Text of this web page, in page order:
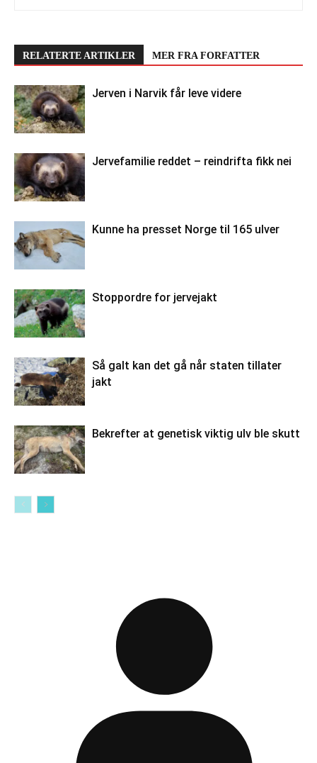
RELATERTE ARTIKLER MER FRA FORFATTER
Jerven i Narvik får leve videre
Jervefamilie reddet – reindrifta fikk nei
Kunne ha presset Norge til 165 ulver
Stoppordre for jervejakt
Så galt kan det gå når staten tillater
jakt
Bekrefter at genetisk viktig ulv ble skutt